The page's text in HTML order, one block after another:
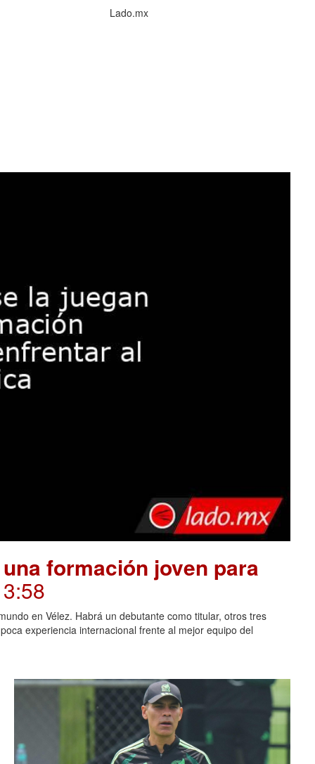
Lado.mx
formación joven para
en Vélez. Habrá un debutante como titular, otros tres
experiencia internacional frente al mejor equipo del